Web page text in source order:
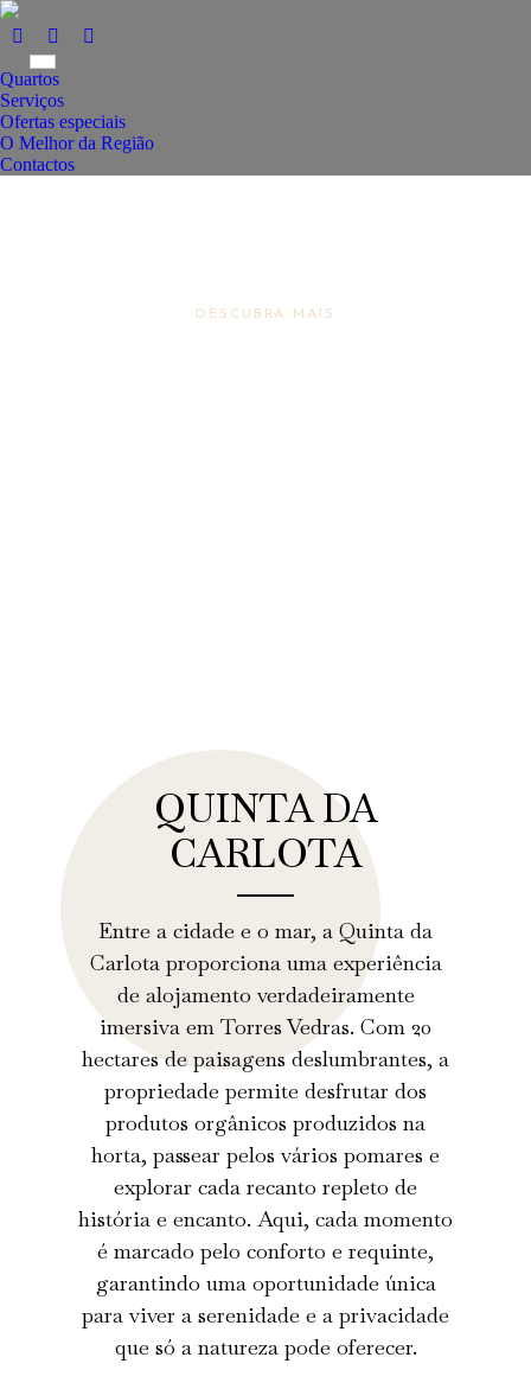
Quartos
Serviços
Ofertas especiais
O Melhor da Região
Contactos
DESCUBRA MAIS
QUINTA DA
CARLOTA
Entre a cidade e o mar, a Quinta da
Carlota proporciona uma experiência
de alojamento verdadeiramente
imersiva em Torres Vedras. Com 20
hectares de paisagens deslumbrantes, a
propriedade permite desfrutar dos
produtos orgânicos produzidos na
horta, passear pelos vários pomares e
explorar cada recanto repleto de
história e encanto. Aqui, cada momento
é marcado pelo conforto e requinte,
garantindo uma oportunidade única
para viver a serenidade e a privacidade
que só a natureza pode oferecer.